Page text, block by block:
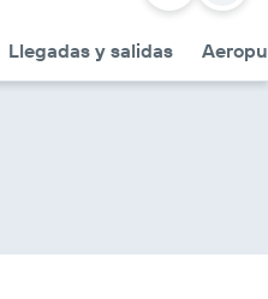
Llegadas y salidas